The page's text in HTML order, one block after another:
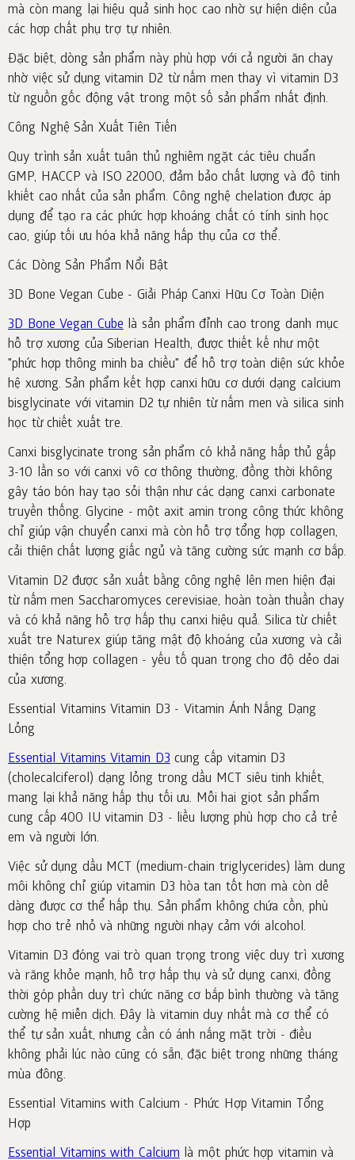
mà còn mang lại hiệu quả sinh học cao nhờ sự hiện diện của
các hợp chất phụ trợ tự nhiên.
Đặc biệt, dòng sản phẩm này phù hợp với cả người ăn chay
nhờ việc sử dụng vitamin D2 từ nấm men thay vì vitamin D3
từ nguồn gốc động vật trong một số sản phẩm nhất định.
Công Nghệ Sản Xuất Tiên Tiến
Quy trình sản xuất tuân thủ nghiêm ngặt các tiêu chuẩn
GMP, HACCP và ISO 22000, đảm bảo chất lượng và độ tinh
khiết cao nhất của sản phẩm. Công nghệ chelation được áp
dụng để tạo ra các phức hợp khoáng chất có tính sinh học
cao, giúp tối ưu hóa khả năng hấp thụ của cơ thể.
Các Dòng Sản Phẩm Nổi Bật
3D Bone Vegan Cube - Giải Pháp Canxi Hữu Cơ Toàn Diện
3D Bone Vegan Cubelà sản phẩm đỉnh cao trong danh mục
hỗ trợ xương của Siberian Health, được thiết kế như một
"phức hợp thông minh ba chiều" để hỗ trợ toàn diện sức khỏe
hệ xương. Sản phẩm kết hợp canxi hữu cơ dưới dạng calcium
bisglycinate với vitamin D2 tự nhiên từ nấm men và silica sinh
học từ chiết xuất tre.
Canxi bisglycinate trong sản phẩm có khả năng hấp thủ gấp
3-10 lần so với canxi vô cơ thông thường, đồng thời không
gây táo bón hay tạo sỏi thận như các dạng canxi carbonate
truyền thống. Glycine - một axit amin trong công thức không
chỉ giúp vận chuyển canxi mà còn hỗ trợ tổng hợp collagen,
cải thiện chất lượng giấc ngủ và tăng cường sức mạnh cơ bắp.
Vitamin D2 được sản xuất bằng công nghệ lên men hiện đại
từ nấm men Saccharomyces cerevisiae, hoàn toàn thuần chay
và có khả năng hỗ trợ hấp thụ canxi hiệu quả. Silica từ chiết
xuất tre Naturex giúp tăng mật độ khoáng của xương và cải
thiện tổng hợp collagen - yếu tố quan trọng cho độ dẻo dai
của xương.
Essential Vitamins Vitamin D3 - Vitamin Ánh Nắng Dạng
Lỏng
Essential Vitamins Vitamin D3cung cấp vitamin D3
(cholecalciferol) dạng lỏng trong dầu MCT siêu tinh khiết,
mang lại khả năng hấp thụ tối ưu. Mỗi hai giọt sản phẩm
cung cấp 400 IU vitamin D3 - liều lượng phù hợp cho cả trẻ
em và người lớn.
Việc sử dụng dầu MCT (medium-chain triglycerides) làm dung
môi không chỉ giúp vitamin D3 hòa tan tốt hơn mà còn dễ
dàng được cơ thể hấp thụ. Sản phẩm không chứa cồn, phù
hợp cho trẻ nhỏ và những người nhạy cảm với alcohol.
Vitamin D3 đóng vai trò quan trọng trong việc duy trì xương
và răng khỏe mạnh, hỗ trợ hấp thụ và sử dụng canxi, đồng
thời góp phần duy trì chức năng cơ bắp bình thường và tăng
cường hệ miễn dịch. Đây là vitamin duy nhất mà cơ thể có
thể tự sản xuất, nhưng cần có ánh nắng mặt trời - điều
không phải lúc nào cũng có sẵn, đặc biệt trong những tháng
mùa đông.
Essential Vitamins with Calcium - Phức Hợp Vitamin Tổng
Hợp
Essential Vitamins with Calciumlà một phức hợp vitamin và